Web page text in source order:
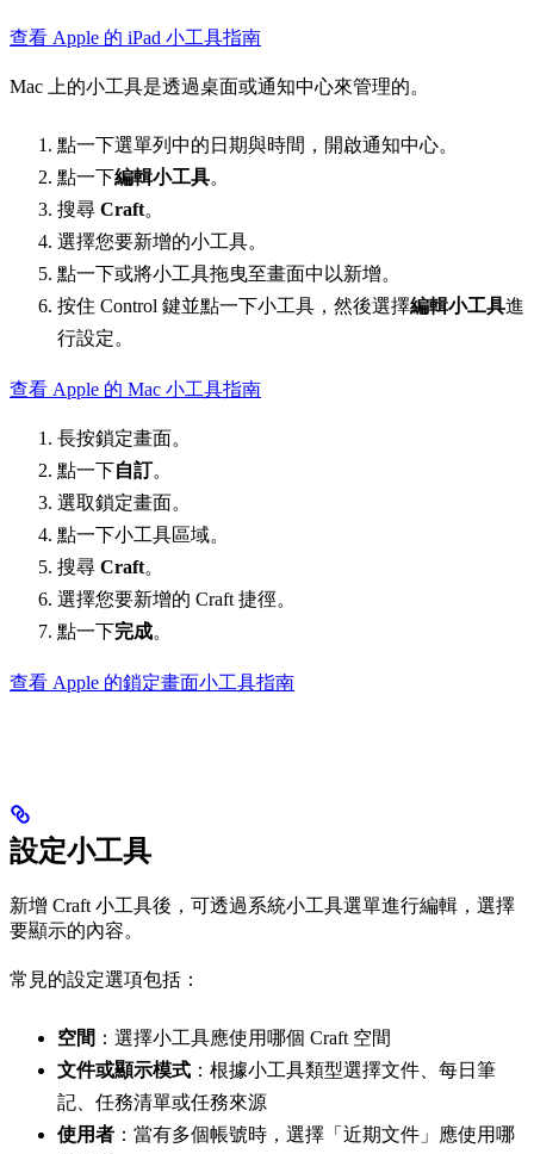
查看 Apple 的 iPad 小工具指南
Mac 上的小工具是透過桌面或通知中心來管理的。
點一下選單列中的日期與時間，開啟通知中心。
點一下編輯小工具。
搜尋 Craft。
選擇您要新增的小工具。
點一下或將小工具拖曳至畫面中以新增。
按住 Control 鍵並點一下小工具，然後選擇編輯小工具進
行設定。
查看 Apple 的 Mac 小工具指南
長按鎖定畫面。
點一下自訂。
選取鎖定畫面。
點一下小工具區域。
搜尋 Craft。
選擇您要新增的 Craft 捷徑。
點一下完成。
查看 Apple 的鎖定畫面小工具指南
設定小工具
新增 Craft 小工具後，可透過系統小工具選單進行編輯，選擇
要顯示的內容。
常見的設定選項包括：
空間 ：選擇小工具應使用哪個 Craft 空間
文件或顯示模式 ：根據小工具類型選擇文件、每日筆
記、任務清單或任務來源
使用者 ：當有多個帳號時，選擇「近期文件」應使用哪